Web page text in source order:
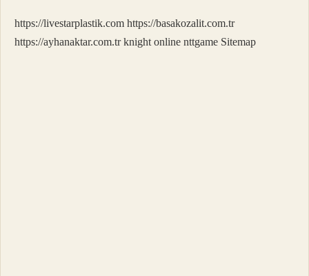
https://livestarplastik.com https://basakozalit.com.tr
https://ayhanaktar.com.tr knight online nttgame Sitemap